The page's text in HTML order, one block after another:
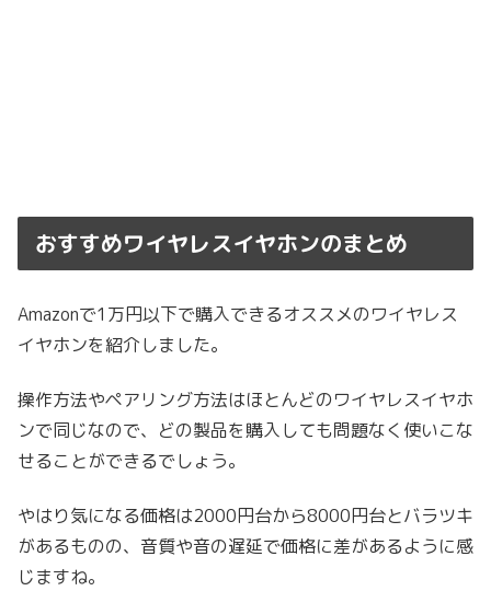
おすすめワイヤレスイヤホンのまとめ
Amazonで1万円以下で購入できるオススメのワイヤレス
イヤホンを紹介しました。
操作方法やペアリング方法はほとんどのワイヤレスイヤホ
ンで同じなので、どの製品を購入しても問題なく使いこな
せることができるでしょう。
やはり気になる価格は2000円台から8000円台とバラツキ
があるものの、音質や音の遅延で価格に差があるように感
じますね。